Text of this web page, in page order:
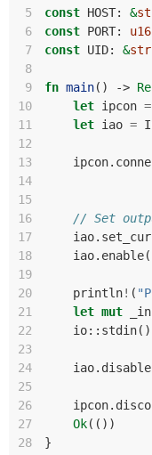
5
const HOST: &
6
const PORT: u16
7
const UID: &str
8
9
fn main() ->
10
let ipcon =
11
let iao =
12
13
ipcon.
14
15
16
// Set
17
iao.
18
iao. enable
19
20
println! (
21
let mut
22
io:: stdin
23
24
iao. disable
25
26
ipcon.
27
Ok(())
28
}